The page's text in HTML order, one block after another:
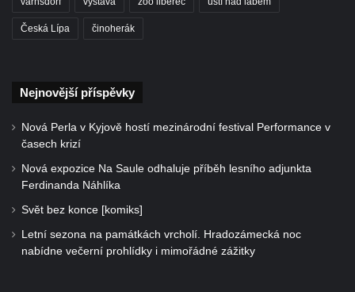
Česká Lípa činoherák
Nejnovější příspěvky
Nová Perla v Kyjově hostí mezinárodní festival Performance v
časech krizí
Nová expozice Na Saule odhaluje příběh lesního adjunkta
Ferdinanda Náhlíka
Svět bez konce [komiks]
Letní sezona na památkách vrcholí. Hradozámecká noc
nabídne večerní prohlídky i mimořádné zážitky